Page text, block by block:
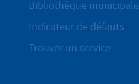
Bibliothèque municipale
Indicateur de défauts
Trouver un service